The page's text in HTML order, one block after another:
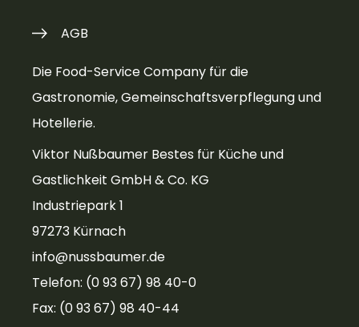
Die Food-Service Company für die
Gastronomie, Gemeinschaftsverpflegung und
Hotellerie.
Viktor Nußbaumer Bestes für Küche und
Gastlichkeit GmbH & Co. KG
Industriepark 1
97273 Kürnach
info@nussbaumer.de
Telefon: (0 93 67) 98 40-0
Fax: (0 93 67) 98 40-44
AGB